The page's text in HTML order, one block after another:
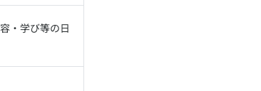
・学び等の日